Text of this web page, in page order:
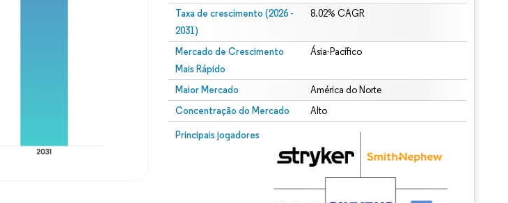
Taxa de crescimento (2026 -
2031)
8.02% CAGR
Mercado de Crescimento
Mais Rápido
Ásia-Pacífico
Maior Mercado América do Norte
Concentração do Mercado Alto
Principais jogadores
Imagem © Mordor Intelligence. O reuso requer atribuição conforme CC BY 4.0.
Imagem © Mordor Intelligence. O reuso requer atribuição conforme CC BY 4.0.